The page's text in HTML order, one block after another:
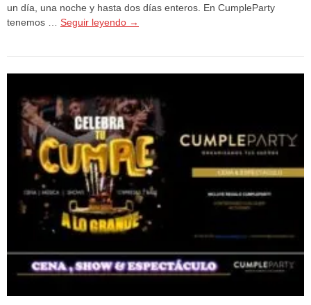
un día, una noche y hasta dos días enteros. En CumpleParty
tenemos … Seguir leyendo →